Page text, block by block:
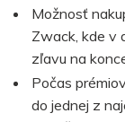
Možnosť
Zwack, kde v
zľavu na
Počas
do jednej z